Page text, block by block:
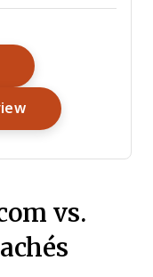
New Window
Opens New
vs.